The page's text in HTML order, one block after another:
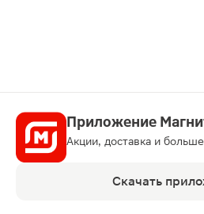
Приложение
Акции, доставка и
Скачать